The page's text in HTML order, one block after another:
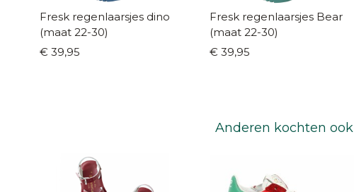
Fresk regenlaarsjes dino
(maat 22-30)
€ 39,95
Fresk regenlaarsjes Bear
(maat 22-30)
€ 39,95
Anderen kochten ook